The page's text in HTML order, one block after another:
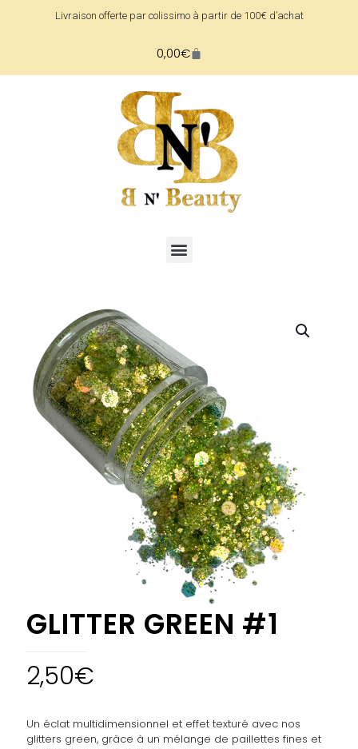
Livraison offerte par colissimo à partir de 100€ d’achat
0,00€
GLITTER GREEN #1
2,50€
Un éclat multidimensionnel et effet texturé avec nos
glitters green, grâce à un mélange de paillettes fines et